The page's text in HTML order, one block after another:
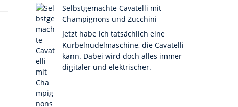
Selbstgemachte Cavatelli mit
Champignons und Zucchini
Jetzt habe ich tatsächlich eine
Kurbelnudelmaschine, die Cavatelli
kann. Dabei wird doch alles immer
digitaler und elektrischer.